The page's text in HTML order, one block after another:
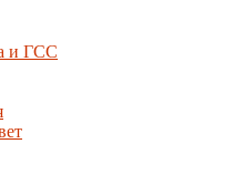
и ГСС